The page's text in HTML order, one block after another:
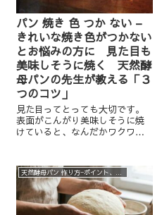
パン 焼き 色 つか ない –
きれいな焼き色がつかない
とお悩みの方に 見た目も
美味しそうに焼く 天然酵
母パンの先生が教える「３
つのコツ」
見た目ってとっても大切です。
表面がこんがり美味しそうに焼
けていると、なんだかワクワク
し、ついつい目が離せなくな
る・・・ どんなに美味しくても
見た目がイマイチだと魅力にか
けますよ...